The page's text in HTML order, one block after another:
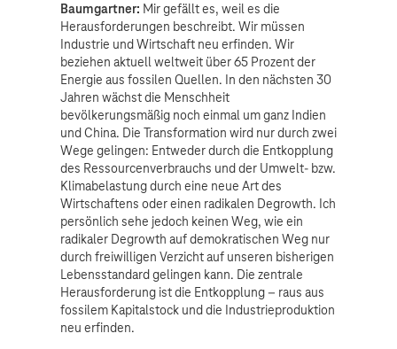
Baumgartner: Mir gefällt es, weil es die
Herausforderungen beschreibt. Wir müssen
Industrie und Wirtschaft neu erfinden. Wir
beziehen aktuell weltweit über 65 Prozent der
Energie aus fossilen Quellen. In den nächsten 30
Jahren wächst die Menschheit
bevölkerungsmäßig noch einmal um ganz Indien
und China. Die Transformation wird nur durch zwei
Wege gelingen: Entweder durch die Entkopplung
des Ressourcenverbrauchs und der Umwelt- bzw.
Klimabelastung durch eine neue Art des
Wirtschaftens oder einen radikalen Degrowth. Ich
persönlich sehe jedoch keinen Weg, wie ein
radikaler Degrowth auf demokratischen Weg nur
durch freiwilligen Verzicht auf unseren bisherigen
Lebensstandard gelingen kann. Die zentrale
Herausforderung ist die Entkopplung – raus aus
fossilem Kapitalstock und die Industrieproduktion
neu erfinden.